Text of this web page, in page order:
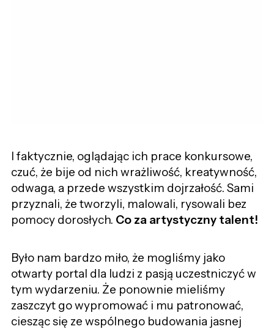
I faktycznie, oglądając ich prace konkursowe,
czuć, że bije od nich wrażliwość, kreatywność,
odwaga, a przede wszystkim dojrzałość. Sami
przyznali, że tworzyli, malowali, rysowali bez
pomocy dorosłych. Co za artystyczny talent!
Było nam bardzo miło, że mogliśmy jako
otwarty portal dla ludzi z pasją uczestniczyć w
tym wydarzeniu. Że ponownie mieliśmy
zaszczyt go wypromować i mu patronować,
ciesząc się ze wspólnego budowania jasnej